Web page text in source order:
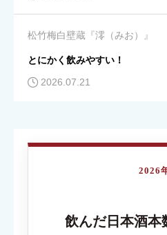
コスパ
松竹梅白壁蔵『澪（みお）』
とにかく飲みやすい！
2026.07.21
2026
飲んだ日本酒本